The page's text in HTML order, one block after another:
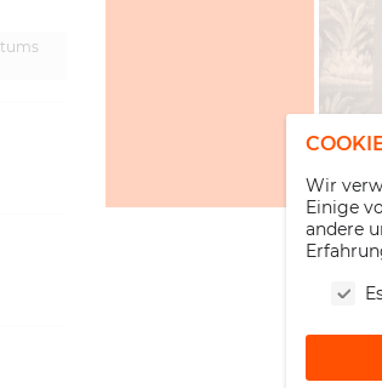
Wir
Einige
andere